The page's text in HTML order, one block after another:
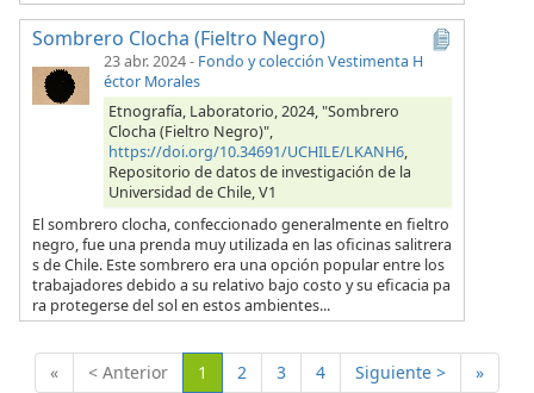
Sombrero Clocha (Fieltro Negro)
23 abr. 2024- Fondo y colección Vestimenta H
éctor Morales
Etnografía, Laboratorio, 2024, "Sombrero
Clocha (Fieltro Negro)",
https://doi.org/10.34691/UCHILE/LKANH6,
Repositorio de datos de investigación de la
Universidad de Chile, V1
El sombrero clocha, confeccionado generalmente en fieltro
negro, fue una prenda muy utilizada en las oficinas salitrera
s de Chile. Este sombrero era una opción popular entre los
trabajadores debido a su relativo bajo costo y su eficacia pa
ra protegerse del sol en estos ambientes...
« < Anterior 1 (Actual)
2 3 4 Siguiente > »